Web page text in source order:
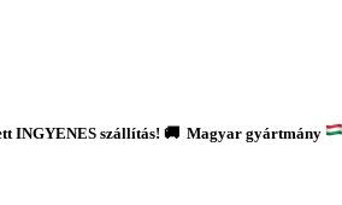
INGYENES szállítás! 🚚 Magyar gyártmány